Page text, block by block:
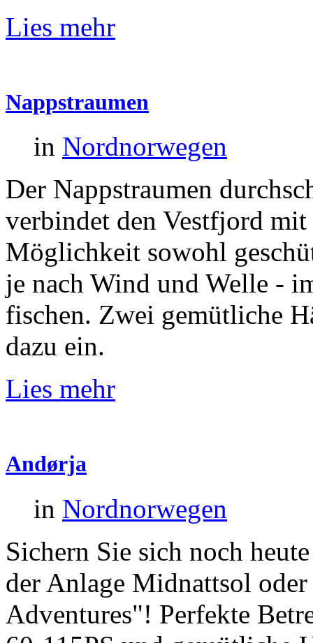
Lies mehr
Nappstraumen
in Nordnorwegen
Der Nappstraumen
verbindet den Vestfjord
Möglichkeit sowohl
je nach Wind und Welle -
fischen. Zwei gemütliche
dazu ein.
Lies mehr
Andørja
in Nordnorwegen
Sichern Sie sich noch
der Anlage Midnattsol
Adventures"! Perfekte